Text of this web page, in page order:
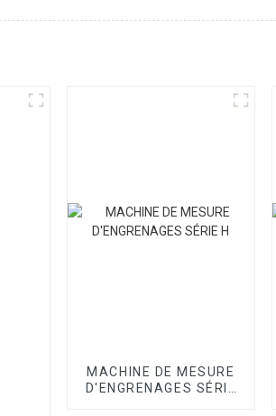
MACHINE DE MESURE
D'ENGRENAGES SÉRIE